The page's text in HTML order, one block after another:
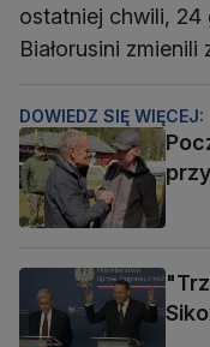
ostatniej chwili, 24
Białorusini zmienili
DOWIEDZ SIĘ WIĘCEJ: